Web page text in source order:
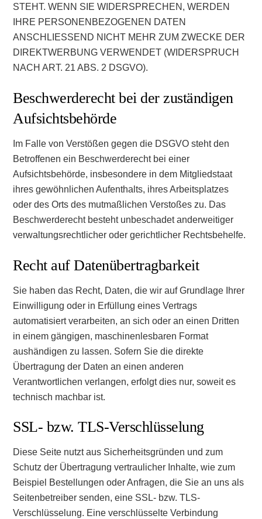
STEHT. WENN SIE WIDERSPRECHEN, WERDEN
IHRE PERSONENBEZOGENEN DATEN
ANSCHLIESSEND NICHT MEHR ZUM ZWECKE DER
DIREKTWERBUNG VERWENDET (WIDERSPRUCH
NACH ART. 21 ABS. 2 DSGVO).
Beschwerde­recht bei der zuständigen
Aufsichts­behörde
Im Falle von Verstößen gegen die DSGVO steht den
Betroffenen ein Beschwerderecht bei einer
Aufsichtsbehörde, insbesondere in dem Mitgliedstaat
ihres gewöhnlichen Aufenthalts, ihres Arbeitsplatzes
oder des Orts des mutmaßlichen Verstoßes zu. Das
Beschwerderecht besteht unbeschadet anderweitiger
verwaltungsrechtlicher oder gerichtlicher Rechtsbehelfe.
Recht auf Daten­übertrag­barkeit
Sie haben das Recht, Daten, die wir auf Grundlage Ihrer
Einwilligung oder in Erfüllung eines Vertrags
automatisiert verarbeiten, an sich oder an einen Dritten
in einem gängigen, maschinenlesbaren Format
aushändigen zu lassen. Sofern Sie die direkte
Übertragung der Daten an einen anderen
Verantwortlichen verlangen, erfolgt dies nur, soweit es
technisch machbar ist.
SSL- bzw. TLS-Verschlüsselung
Diese Seite nutzt aus Sicherheitsgründen und zum
Schutz der Übertragung vertraulicher Inhalte, wie zum
Beispiel Bestellungen oder Anfragen, die Sie an uns als
Seitenbetreiber senden, eine SSL- bzw. TLS-
Verschlüsselung. Eine verschlüsselte Verbindung